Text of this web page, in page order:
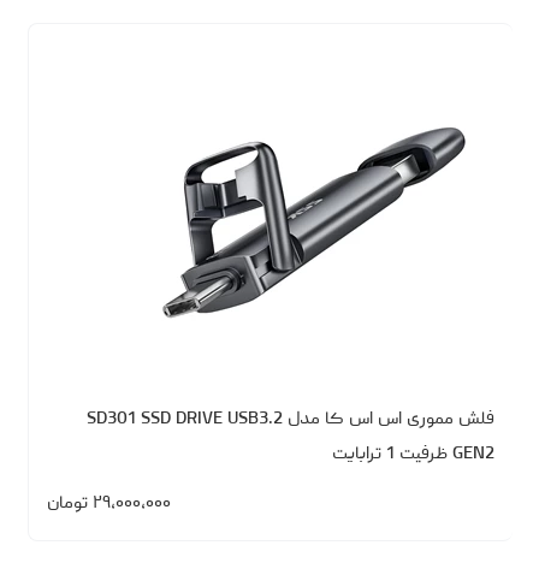
فلش مموری اس اس کا مدل SD301 SSD DRIVE USB3.2
GEN2 ظرفیت 1 ترابایت
۲۹،۰۰۰،۰۰۰ تومان